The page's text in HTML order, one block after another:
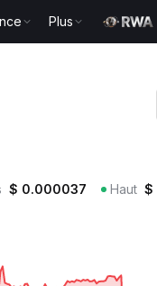
Plus
$ 0.000037 Haut $